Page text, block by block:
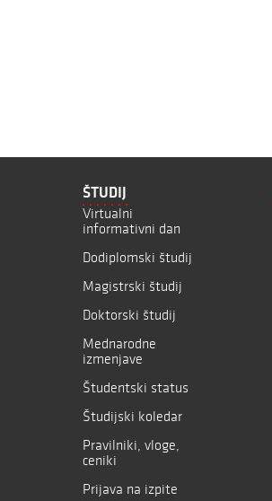
ŠTUDIJ
Virtualni
informativni dan
Dodiplomski študij
Magistrski študij
Doktorski študij
Mednarodne
izmenjave
Študentski status
Študijski koledar
Pravilniki, vloge,
ceniki
Prijava na izpite